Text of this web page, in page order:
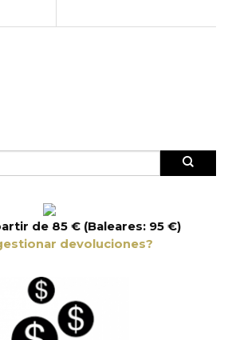
de 85 € (Baleares: 95 €)
devoluciones?